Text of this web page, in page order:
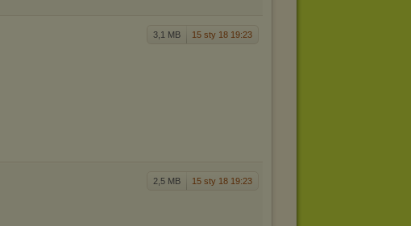
3,1 MB 15 sty 18 19:23
2,5 MB 15 sty 18 19:23